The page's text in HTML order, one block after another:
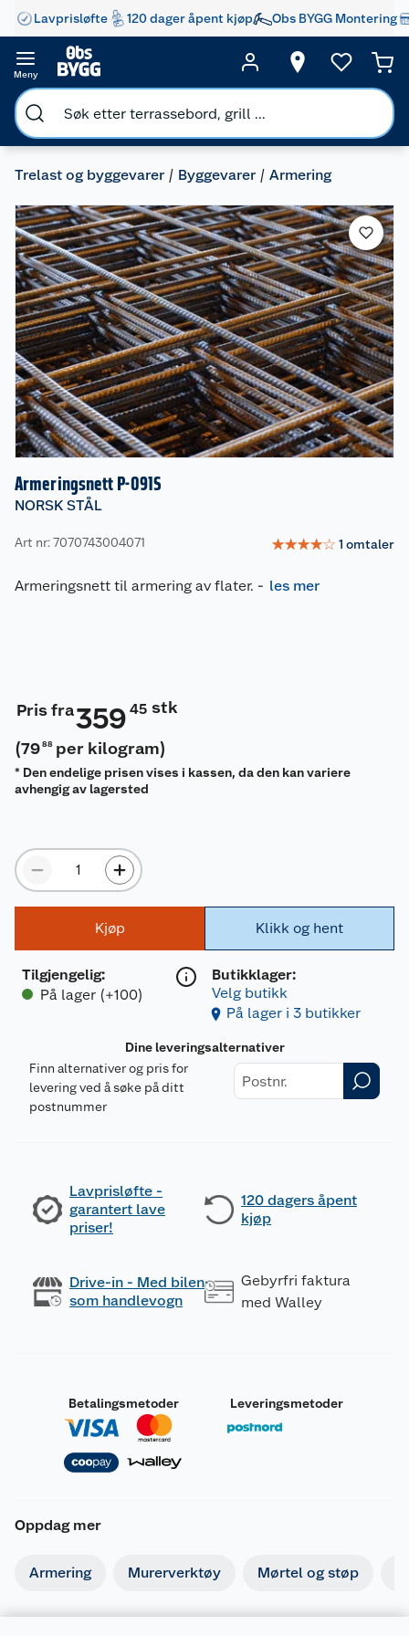
Lavprisløfte 120 dager åpent kjøp Obs BYGG Montering
Meny
Trelast og byggevarer Byggevarer Armering
Armeringsnett P-091S
NORSK STÅL
Art nr: 7070743004071 ☆☆☆☆☆ 1 omtaler
Armeringsnett til armering av flater. - les mer
Pris fra359 45 stk
(79 88 per kilogram)
* Den endelige prisen vises i kassen, da den kan variere
avhengig av lagersted
Kjøp
Tilgjengelig:
På lager (+100)
Klikk og hent
Butikklager:
Velg butikk
På lager i 3 butikker
Dine leveringsalternativer
Finn alternativer og pris for
levering ved å søke på ditt
postnummer
Lavprisløfte -
garantert lave
priser!
120 dagers åpent
kjøp
Drive-in - Med bilen
som handlevogn
Gebyrfri faktura
med Walley
Betalingsmetoder Leveringsmetoder
Oppdag mer
Armering Murerverktøy Mørtel og støp